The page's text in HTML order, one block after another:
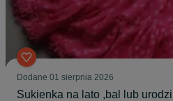
Dodane 01 sierpnia 2026
Sukienka na lato ,bal lub